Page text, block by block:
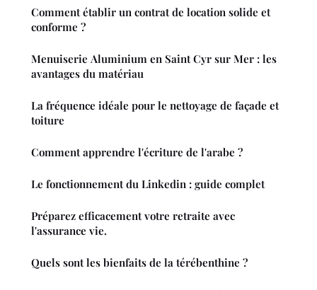
Comment établir un contrat de location solide et
conforme ?
Menuiserie Aluminium en Saint Cyr sur Mer : les
avantages du matériau
La fréquence idéale pour le nettoyage de façade et
toiture
Comment apprendre l'écriture de l'arabe ?
Le fonctionnement du Linkedin : guide complet
Préparez efficacement votre retraite avec
l'assurance vie.
Quels sont les bienfaits de la térébenthine ?